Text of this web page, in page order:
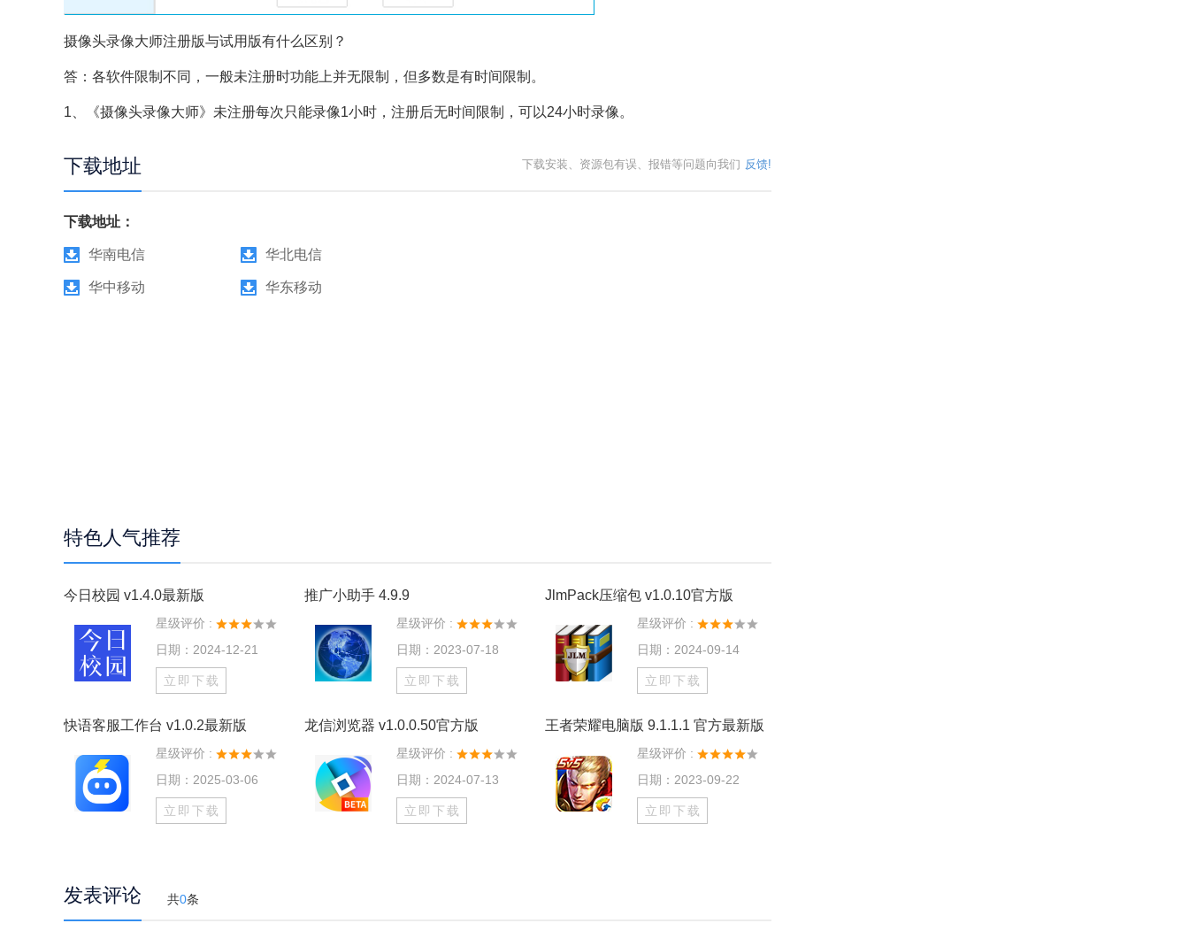
摄像头录像大师注册版与试用版有什么区别？
答：各软件限制不同，一般未注册时功能上并无限制，但多数是有时间限制。
1、《摄像头录像大师》未注册每次只能录像1小时，注册后无时间限制，可以24小时录像。
下载地址 下载安装、资源包有误、报错等问题向我们 反馈!
下载地址：
华南电信 华北电信
华中移动 华东移动
特色人气推荐
今日校园 v1.4.0最新版
星级评价 :
日期：2024-12-21
立即下载
推广小助手 4.9.9
星级评价 :
日期：2023-07-18
立即下载
JlmPack压缩包 v1.0.10官方版
星级评价 :
日期：2024-09-14
立即下载
快语客服工作台 v1.0.2最新版
星级评价 :
日期：2025-03-06
立即下载
龙信浏览器 v1.0.0.50官方版
星级评价 :
日期：2024-07-13
立即下载
王者荣耀电脑版 9.1.1.1 官方最新版
星级评价 :
日期：2023-09-22
立即下载
发表评论 共0条